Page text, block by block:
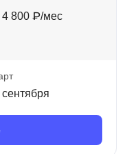
4 800 ₽/мес
сентября